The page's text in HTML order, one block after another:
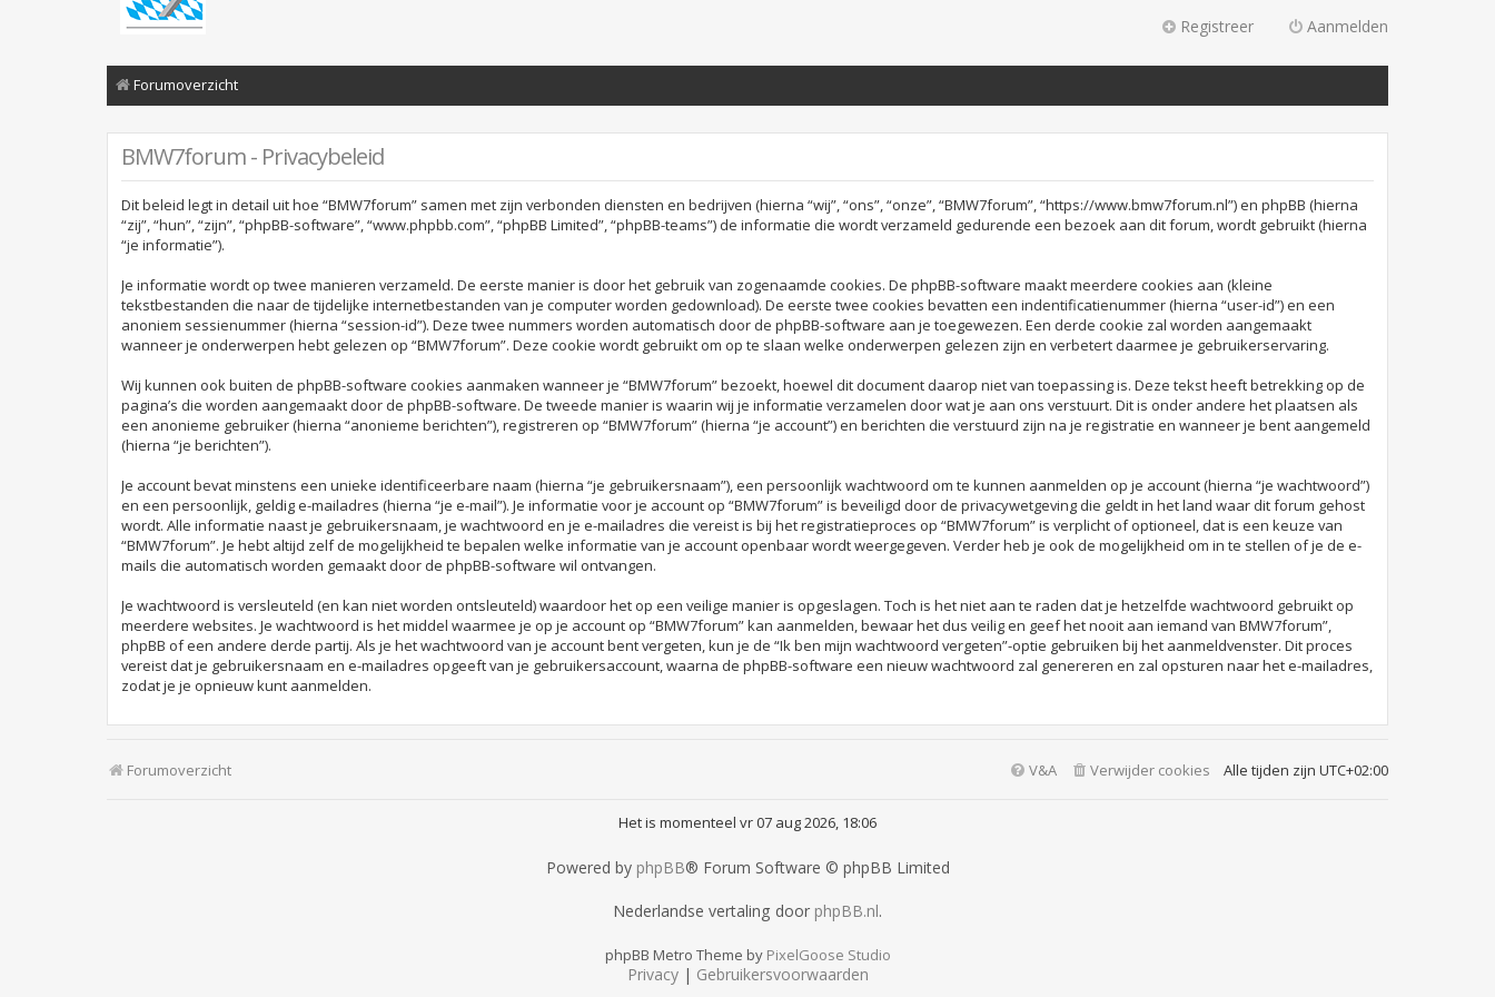
Aanmelden
Registreer
Forumoverzicht
BMW7forum - Privacybeleid
Dit beleid legt in detail uit hoe “BMW7forum” samen met zijn verbonden diensten en bedrijven (hierna “wij”, “ons”, “onze”, “BMW7forum”, “https://www.bmw7forum.nl”) en phpBB (hierna
“zij”, “hun”, “zijn”, “phpBB-software”, “www.phpbb.com”, “phpBB Limited”, “phpBB-teams”) de informatie die wordt verzameld gedurende een bezoek aan dit forum, wordt gebruikt (hierna
“je informatie”).
Je informatie wordt op twee manieren verzameld. De eerste manier is door het gebruik van zogenaamde cookies. De phpBB-software maakt meerdere cookies aan (kleine
tekstbestanden die naar de tijdelijke internetbestanden van je computer worden gedownload). De eerste twee cookies bevatten een indentificatienummer (hierna “user-id”) en een
anoniem sessienummer (hierna “session-id”). Deze twee nummers worden automatisch door de phpBB-software aan je toegewezen. Een derde cookie zal worden aangemaakt
wanneer je onderwerpen hebt gelezen op “BMW7forum”. Deze cookie wordt gebruikt om op te slaan welke onderwerpen gelezen zijn en verbetert daarmee je gebruikerservaring.
Wij kunnen ook buiten de phpBB-software cookies aanmaken wanneer je “BMW7forum” bezoekt, hoewel dit document daarop niet van toepassing is. Deze tekst heeft betrekking op de
pagina’s die worden aangemaakt door de phpBB-software. De tweede manier is waarin wij je informatie verzamelen door wat je aan ons verstuurt. Dit is onder andere het plaatsen als
een anonieme gebruiker (hierna “anonieme berichten”), registreren op “BMW7forum” (hierna “je account”) en berichten die verstuurd zijn na je registratie en wanneer je bent aangemeld
(hierna “je berichten”).
Je account bevat minstens een unieke identificeerbare naam (hierna “je gebruikersnaam”), een persoonlijk wachtwoord om te kunnen aanmelden op je account (hierna “je wachtwoord”)
en een persoonlijk, geldig e-mailadres (hierna “je e-mail”). Je informatie voor je account op “BMW7forum” is beveiligd door de privacywetgeving die geldt in het land waar dit forum gehost
wordt. Alle informatie naast je gebruikersnaam, je wachtwoord en je e-mailadres die vereist is bij het registratieproces op “BMW7forum” is verplicht of optioneel, dat is een keuze van
“BMW7forum”. Je hebt altijd zelf de mogelijkheid te bepalen welke informatie van je account openbaar wordt weergegeven. Verder heb je ook de mogelijkheid om in te stellen of je de e-
mails die automatisch worden gemaakt door de phpBB-software wil ontvangen.
Je wachtwoord is versleuteld (en kan niet worden ontsleuteld) waardoor het op een veilige manier is opgeslagen. Toch is het niet aan te raden dat je hetzelfde wachtwoord gebruikt op
meerdere websites. Je wachtwoord is het middel waarmee je op je account op “BMW7forum” kan aanmelden, bewaar het dus veilig en geef het nooit aan iemand van BMW7forum”,
phpBB of een andere derde partij. Als je het wachtwoord van je account bent vergeten, kun je de “Ik ben mijn wachtwoord vergeten”-optie gebruiken bij het aanmeldvenster. Dit proces
vereist dat je gebruikersnaam en e-mailadres opgeeft van je gebruikersaccount, waarna de phpBB-software een nieuw wachtwoord zal genereren en zal opsturen naar het e-mailadres,
zodat je je opnieuw kunt aanmelden.
Forumoverzicht Alle tijden zijn UTC+02:00
Verwijder cookies
V&A
Het is momenteel vr 07 aug 2026, 18:06
Powered by phpBB® Forum Software © phpBB Limited
Nederlandse vertaling door phpBB.nl.
phpBB Metro Theme by PixelGoose Studio
Privacy| Gebruikersvoorwaarden